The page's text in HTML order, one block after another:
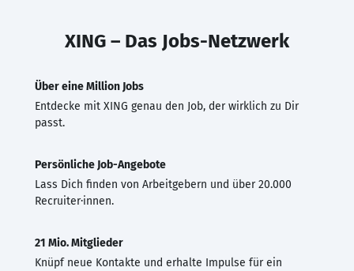
XING – Das Jobs-Netzwerk
Über eine Million Jobs
Entdecke mit XING genau den Job, der wirklich zu Dir
passt.
Persönliche Job-Angebote
Lass Dich finden von Arbeitgebern und über 20.000
Recruiter·innen.
21 Mio. Mitglieder
Knüpf neue Kontakte und erhalte Impulse für ein